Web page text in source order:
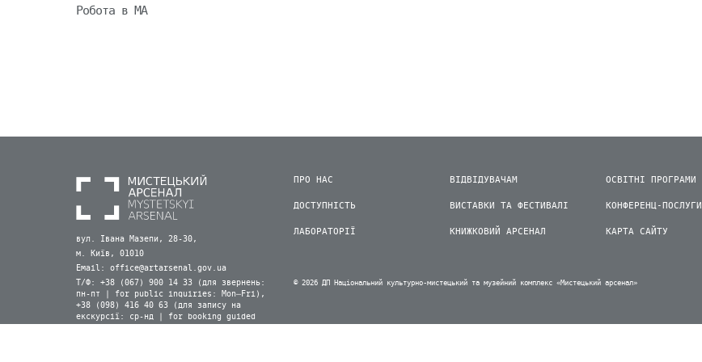
Робота в МА
вул. Івана Мазепи, 28-30,
м. Київ, 01010
Email: office@artarsenal.gov.ua
Т/Ф: +38 (067) 900 14 33 (для звернень:
пн-пт | for public inquiries: Mon–Fri),
+38 (098) 416 40 63 (для запису на
екскурсії: ср-нд | for booking guided
ПРО НАС
ДОСТУПНІСТЬ
ЛАБОРАТОРІЇ
ВІДВІДУВАЧАМ
ВИСТАВКИ ТА ФЕСТИВАЛІ
КНИЖКОВИЙ АРСЕНАЛ
ОСВІТНІ ПРОГРАМИ
КОНФЕРЕНЦ-ПОСЛУГИ
КАРТА САЙТУ
© 2026 ДП Національний культурно-мистецький та музейний комплекс «Мистецький арсенал»